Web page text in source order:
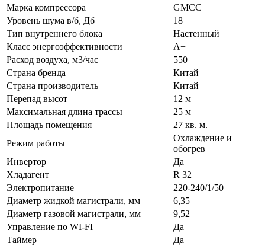
Марка компрессора
GMCC
Уровень шума в/б, Дб
18
Тип внутреннего блока
Настенный
Класс энергоэффективности
A+
Расход воздуха, м3/час
550
Страна бренда
Китай
Страна производитель
Китай
Перепад высот
12 м
Максимальная длина трассы
25 м
Площадь помещения
27 кв. м.
Режим работы
Охлаждение и
обогрев
Инвертор
Да
Хладагент
R 32
Электропитание
220-240/1/50
Диаметр жидкой магистрали, мм
6,35
Диаметр газовой магистрали, мм
9,52
Управление по WI-FI
Да
Таймер
Да